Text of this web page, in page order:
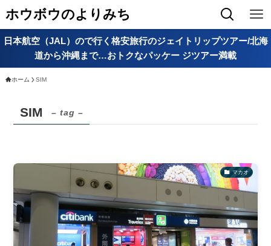
ホウボウのよりみち
日本航空（JAL）ので行く格安旅行のジェイトリップツアー/北海
道から沖縄まで…おトクなパッケー ジツアー満載
ホーム SIM
SIM – tag –
マカオ